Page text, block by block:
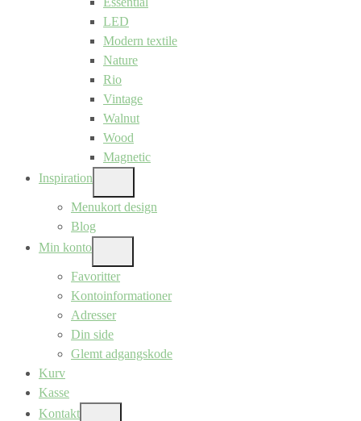
LED
Modern textile
Nature
Rio
Vintage
Walnut
Wood
Magnetic
Inspiration
SUB
MENU
Menukort design
Blog
Min konto
SUB
MENU
Favoritter
Kontoinformationer
Adresser
Din side
Glemt adgangskode
Kurv
Kasse
Kontakt